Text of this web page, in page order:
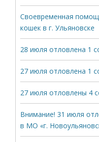
Своевременная
кошек в г. Ульяновске
28 июля отловлена 1
27 июля отловлена 1
27 июля отловлены 4
Внимание! 31 июля
в МО «г.